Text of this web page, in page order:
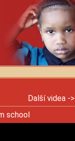
Další videa ->
school